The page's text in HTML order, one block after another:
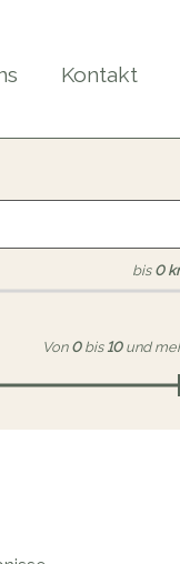
Kontakt
bis 0
Von 0 bis 10 und